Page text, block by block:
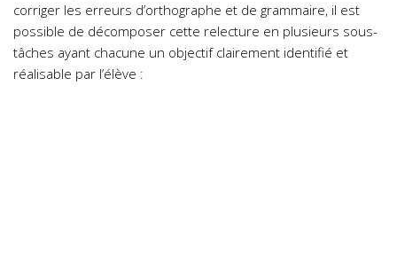
corriger les erreurs d’orthographe et de grammaire, il est
possible de décomposer cette relecture en plusieurs sous-
tâches ayant chacune un objectif clairement identifié et
réalisable par l’élève :